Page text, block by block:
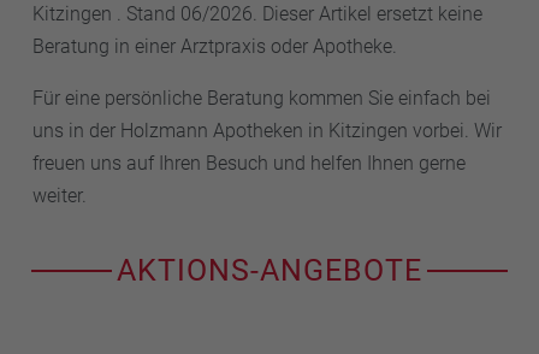
Kitzingen . Stand 06/2026. Dieser Artikel ersetzt keine
Beratung in einer Arztpraxis oder Apotheke.
Für eine persönliche Beratung kommen Sie einfach bei
uns in der Holzmann Apotheken in Kitzingen vorbei. Wir
freuen uns auf Ihren Besuch und helfen Ihnen gerne
weiter.
AKTIONS-ANGEBOTE